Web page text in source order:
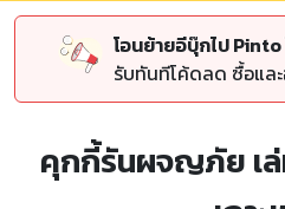
โอนย้ายอีบุ๊กไป
รับทันทีโค้ดลด ซื้อแล
คุกกี้รันผจญภัย เ